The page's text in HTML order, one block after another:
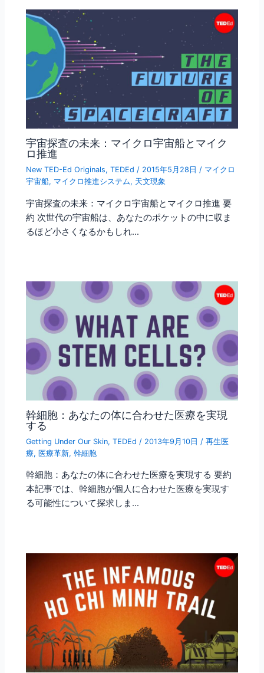
宇宙探査の未来：マイクロ宇宙船とマイク
ロ推進
New TED-Ed Originals,TEDEd / 2015年5月28日/ マイクロ
宇宙船, マイクロ推進システム, 天文現象
宇宙探査の未来：マイクロ宇宙船とマイクロ推進 要
約 次世代の宇宙船は、あなたのポケットの中に収ま
るほど小さくなるかもしれ…
幹細胞：あなたの体に合わせた医療を実現
する
Getting Under Our Skin,TEDEd / 2013年9月10日 /再生医
療, 医療革新,幹細胞
幹細胞：あなたの体に合わせた医療を実現する 要約
本記事では、幹細胞が個人に合わせた医療を実現す
る可能性について探求しま…